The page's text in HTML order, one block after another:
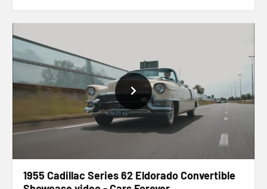
1955 Cadillac Series 62 Eldorado Convertible